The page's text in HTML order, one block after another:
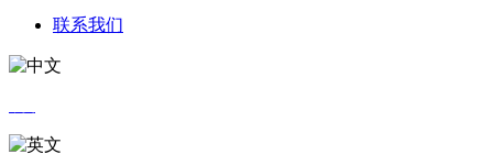
联系我们